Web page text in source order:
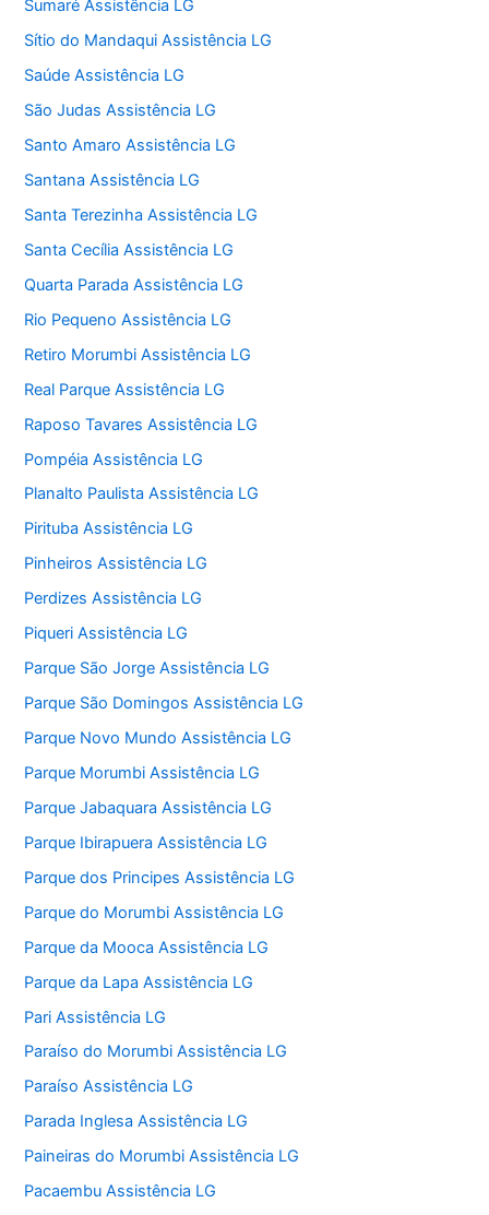
Sumaré Assistência LG
Sítio do Mandaqui Assistência LG
Saúde Assistência LG
São Judas Assistência LG
Santo Amaro Assistência LG
Santana Assistência LG
Santa Terezinha Assistência LG
Santa Cecília Assistência LG
Quarta Parada Assistência LG
Rio Pequeno Assistência LG
Retiro Morumbi Assistência LG
Real Parque Assistência LG
Raposo Tavares Assistência LG
Pompéia Assistência LG
Planalto Paulista Assistência LG
Pirituba Assistência LG
Pinheiros Assistência LG
Perdizes Assistência LG
Piqueri Assistência LG
Parque São Jorge Assistência LG
Parque São Domingos Assistência LG
Parque Novo Mundo Assistência LG
Parque Morumbi Assistência LG
Parque Jabaquara Assistência LG
Parque Ibirapuera Assistência LG
Parque dos Principes Assistência LG
Parque do Morumbi Assistência LG
Parque da Mooca Assistência LG
Parque da Lapa Assistência LG
Pari Assistência LG
Paraíso do Morumbi Assistência LG
Paraíso Assistência LG
Parada Inglesa Assistência LG
Paineiras do Morumbi Assistência LG
Pacaembu Assistência LG